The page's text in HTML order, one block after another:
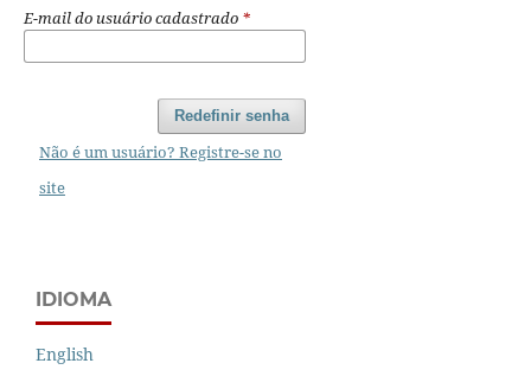
E-mail do usuário cadastrado *
Redefinir senha
Não é um usuário? Registre-se no
site
IDIOMA
English